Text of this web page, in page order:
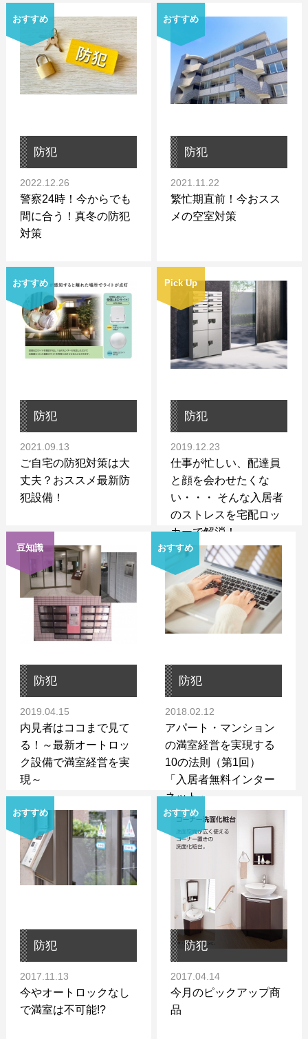
おすすめ
防犯
2022.12.26
警察24時！今からでも
間に合う！真冬の防犯
対策
おすすめ
防犯
2021.11.22
繁忙期直前！今おスス
メの空室対策
おすすめ
防犯
2021.09.13
ご自宅の防犯対策は大
丈夫？おススメ最新防
犯設備！
Pick Up
防犯
2019.12.23
仕事が忙しい、配達員
と顔を会わせたくな
い・・・ そんな入居者
のストレスを宅配ロッ
カーで解消！
豆知識
防犯
2019.04.15
内見者はココまで見て
る！～最新オートロッ
ク設備で満室経営を実
現～
おすすめ
防犯
2018.02.12
アパート・マンション
の満室経営を実現する
10の法則（第1回）
「入居者無料インター
ネット」
おすすめ
防犯
2017.11.13
今やオートロックなし
で満室は不可能!?
おすすめ
防犯
2017.04.14
今月のピックアップ商
品